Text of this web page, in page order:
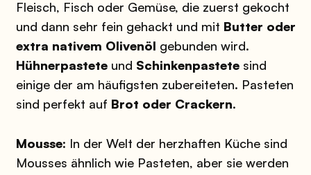
Fleisch, Fisch oder Gemüse, die zuerst gekocht
und dann sehr fein gehackt und mit Butter oder
extra nativem Olivenöl gebunden wird.
Hühnerpasteteund Schinkenpastetesind
einige der am häufigsten zubereiteten. Pasteten
sind perfekt auf Brot oder Crackern.
Mousse: In der Welt der herzhaften Küche sind
Mousses ähnlich wie Pasteten, aber sie werden